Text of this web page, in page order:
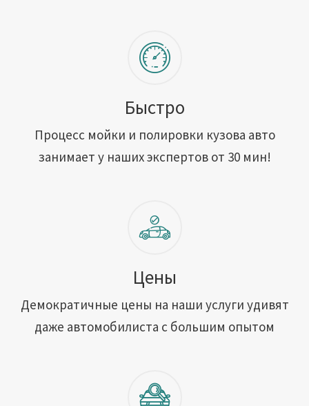
Быстро
Процесс мойки и полировки кузова авто
занимает у наших экспертов от 30 мин!
Цены
Демократичные цены на наши услуги удивят
даже автомобилиста с большим опытом